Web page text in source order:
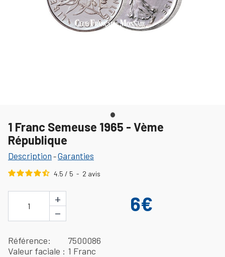
1 Franc Semeuse 1965 - Vème
République
Description -Garanties
4.5 / 5 - 2 avis
1
+
−
6€
Référence
7500086
Valeur faciale
1 Franc